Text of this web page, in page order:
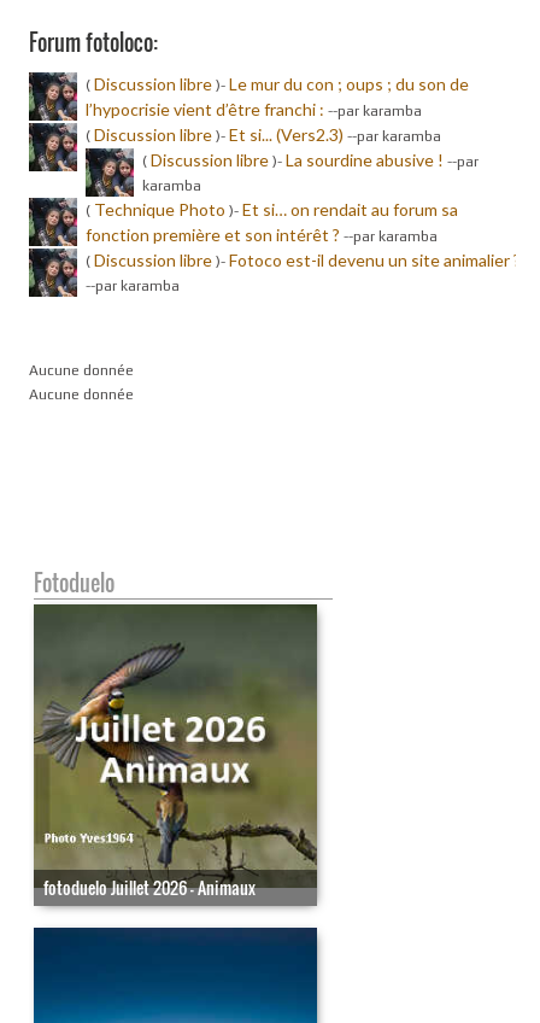
Forum fotoloco:
( Discussion libre )- Le mur du con ; oups ; du son de
l’hypocrisie vient d’être franchi : --par karamba
( Discussion libre )- Et si... (Vers2.3) --par karamba
( Discussion libre )- La sourdine abusive ! --par
karamba
( Technique Photo )- Et si… on rendait au forum sa
fonction première et son intérêt ? --par karamba
( Discussion libre )- Fotoco est-il devenu un site animalier ?
--par karamba
Aucune donnée
Aucune donnée
Fotoduelo
fotoduelo Juillet 2026 - Animaux